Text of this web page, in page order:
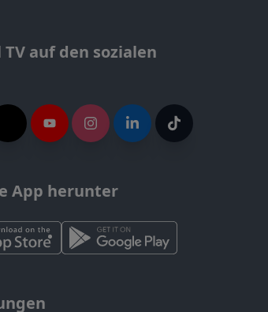
TV auf den sozialen
App herunter